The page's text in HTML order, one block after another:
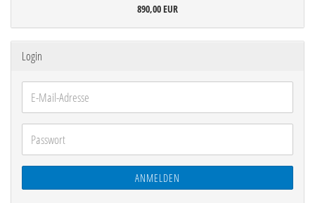
890,00 EUR
Login
E-
Mail-
Adresse
Passwort
ANMELDEN